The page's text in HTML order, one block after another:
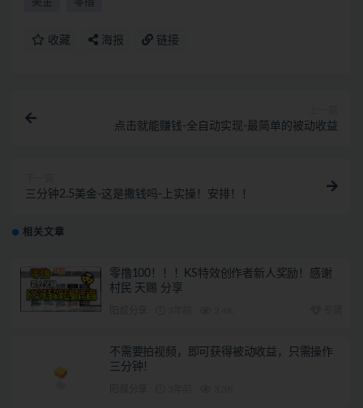
美金 零撸
收藏 海报 链接
点击就能赚钱-全自动实现-最简单的被动收益
三分钟2.5美金-这是撒钱吗-上实操！安排！！
相关文章
零撸100！！！KS特效创作者新人奖励！感谢
村民 天赐 分享
不需要拍视频，即可获得被动收益，只需操作
三分钟！